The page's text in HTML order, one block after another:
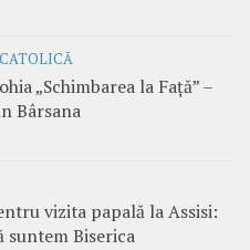
„Schimbarea la Față” –
Bârsana
vizita papală la Assisi:
suntem Biserica